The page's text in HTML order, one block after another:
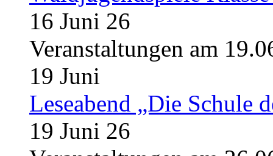
16 Juni 26
Veranstaltungen am
19 Juni
Leseabend „Die Schule
19 Juni 26